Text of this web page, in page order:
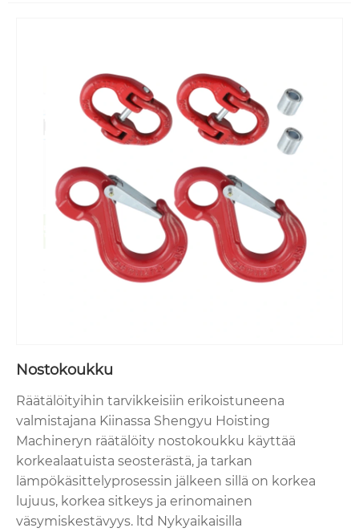
Nostokoukku
Räätälöityihin tarvikkeisiin erikoistuneena
valmistajana Kiinassa Shengyu Hoisting
Machineryn räätälöity nostokoukku käyttää
korkealaatuista seosterästä, ja tarkan
lämpökäsittelyprosessin jälkeen sillä on korkea
lujuus, korkea sitkeys ja erinomainen
väsymiskestävyys. ltd Nykyaikaisilla